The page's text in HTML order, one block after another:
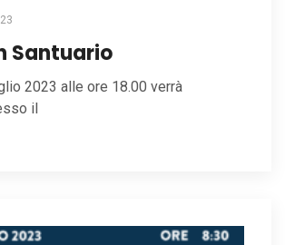
Santuario
2023 alle ore 18.00 verrà
il